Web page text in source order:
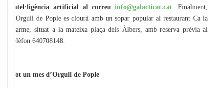
intel·ligència artificial al correu info@galacticat.cat . Finalment,
l’Orgull de Pople es clourà amb un sopar popular al restaurant Ca la
Carme, situat a la mateixa plaça dels Àlbers, amb reserva prèvia al
telèfon 640708148.
Tot un mes d’Orgull de Pople